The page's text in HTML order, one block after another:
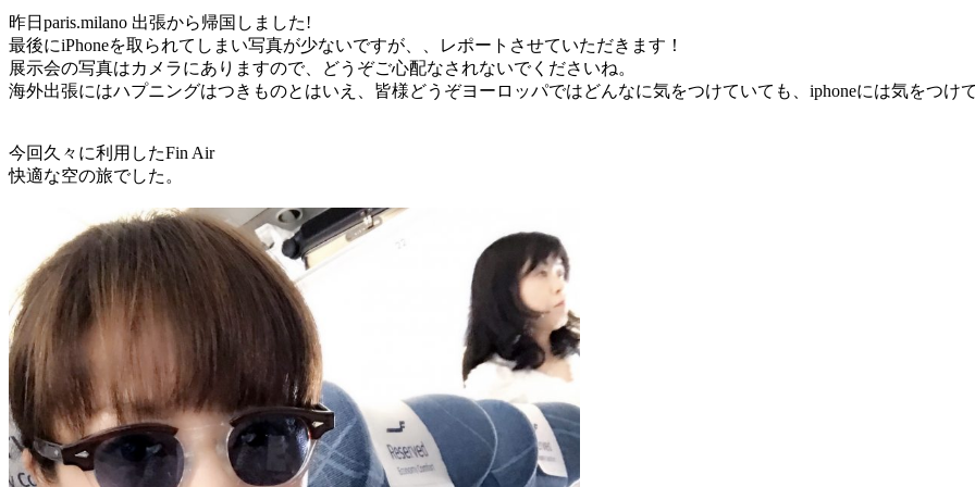
昨日paris.milano 出張から帰国しました!
最後にiPhoneを取られてしまい写真が少ないですが、、レポートさせていただきます！
展示会の写真はカメラにありますので、どうぞご心配なされないでくださいね。
海外出張にはハプニングはつきものとはいえ、皆様どうぞヨーロッパではどんなに気をつけていても、iphoneには気をつけ
今回久々に利用したFin Air
快適な空の旅でした。